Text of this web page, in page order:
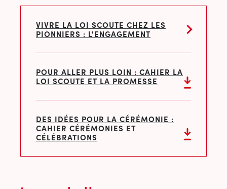
VIVRE LA LOI SCOUTE CHEZ LES
PIONNIERS : L'ENGAGEMENT
POUR ALLER PLUS LOIN : CAHIER LA
LOI SCOUTE ET LA PROMESSE
DES IDÉES POUR LA CÉRÉMONIE :
CAHIER CÉRÉMONIES ET
CÉLÉBRATIONS